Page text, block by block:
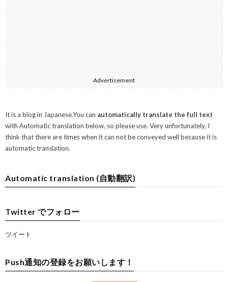
Advertisement
It is a blog in Japanese.You can automatically translate the full text
with Automatic translation below, so please use. Very unfortunately, I
think that there are times when it can not be conveyed well because it is
automatic translation.
Automatic translation (自動翻訳)
Twitter でフォロー
ツイート
Push通知の登録をお願いします！